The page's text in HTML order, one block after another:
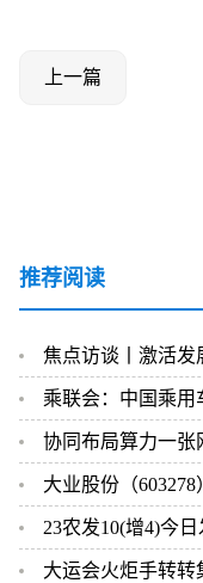
上一篇
推荐阅读
焦点访谈丨激活发
乘联会：中国乘用
协同布局算力一张
大业股份（
23农发10(增4)今
大运会火炬手转转集团